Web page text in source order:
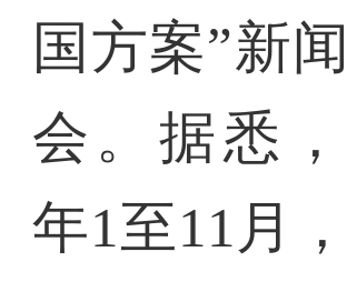
国方案”新
会。据悉，
年1至11月